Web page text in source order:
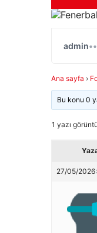
admin••
Ana sayfa ›
Bu konu 0
1 yazı
27/05/